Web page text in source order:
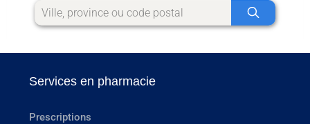
Services en pharmacie
Prescriptions